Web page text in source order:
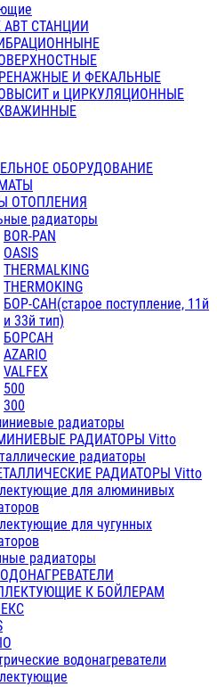
СТАНЦИИ
И ФЕКАЛЬНЫЕ
и ЦИРКУЛЯЦИОННЫЕ
ОБОРУДОВАНИЕ
ОТОПЛЕНИЯ
радиаторы
BOR-PAN
OASIS
THERMALKING
THERMOKING
БОР-САН(старое поступление, 11й
и 33й тип)
БОРСАН
AZARIO
VALFEX
500
300
радиаторы
РАДИАТОРЫ Vitto
радиаторы
РАДИАТОРЫ Vitto
для алюминивых
для чугунных
радиаторы
К БОЙЛЕРАМ
водонагреватели